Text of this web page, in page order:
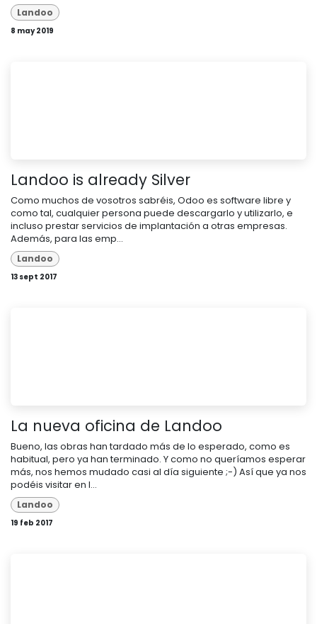
Landoo
8 may 2019
Landoo is already Silver
Como muchos de vosotros sabréis, Odoo es software libre y
como tal, cualquier persona puede descargarlo y utilizarlo, e
incluso prestar servicios de implantación a otras empresas.
Además, para las emp...
Landoo
13 sept 2017
La nueva oficina de Landoo
Bueno, las obras han tardado más de lo esperado, como es
habitual, pero ya han terminado. Y como no queríamos esperar
más, nos hemos mudado casi al día siguiente ;-) Así que ya nos
podéis visitar en l...
Landoo
19 feb 2017